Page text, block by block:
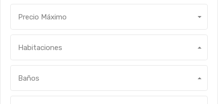
Precio Máximo
Habitaciones
Baños